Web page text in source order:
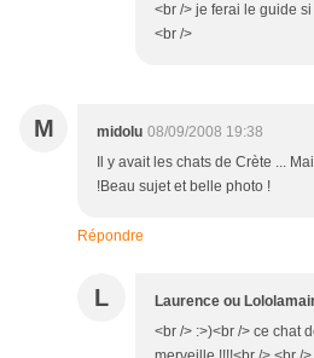
<br /> je ferai le guide
<br />
M midolu 08/09/2008 19:38
Il y avait les chats de Crète ...
!Beau sujet et belle photo !
Répondre
L Laurence ou
<br /> :>)<br /> ce chat